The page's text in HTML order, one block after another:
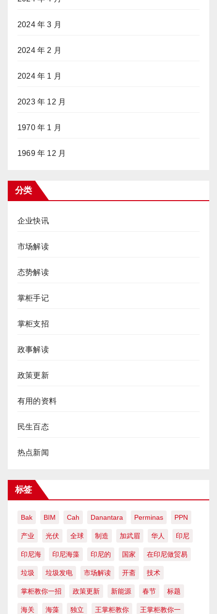
2024 年 3 月
2024 年 2 月
2024 年 1 月
2023 年 12 月
1970 年 1 月
1969 年 12 月
分类
企业快讯
市场解读
态势解读
掌柜手记
掌柜支招
政事解读
政策更新
有用的资料
民生百态
热点新闻
标签
Bak BIM Cah Danantara Perminas PPN
产业 光伏 全球 制造 加武眉 华人 印尼
印尼海 印尼海藻 印尼的 国家 在印尼做贸易
垃圾 垃圾发电 市场解读 开斋 技术
掌柜教你一招 政策更新 新能源 春节 标题
海关 海藻 独立 王掌柜教你 王掌柜教你一